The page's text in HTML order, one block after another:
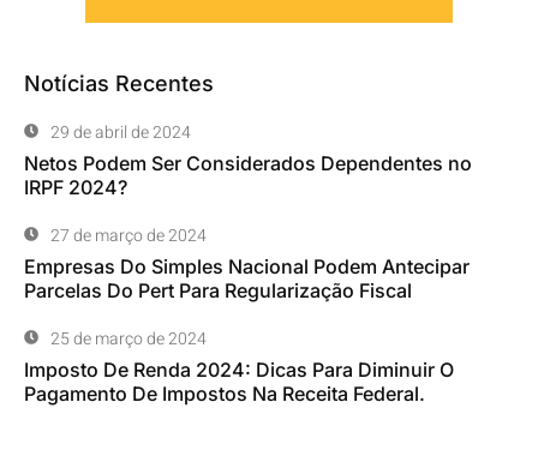
Notícias Recentes
29 de abril de 2024
Netos Podem Ser Considerados Dependentes no
IRPF 2024?
27 de março de 2024
Empresas Do Simples Nacional Podem Antecipar
Parcelas Do Pert Para Regularização Fiscal
25 de março de 2024
Imposto De Renda 2024: Dicas Para Diminuir O
Pagamento De Impostos Na Receita Federal.